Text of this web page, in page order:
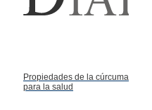
Propiedades de la cúrcuma
para la salud